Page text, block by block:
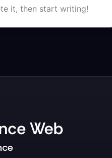
it, then start writing!